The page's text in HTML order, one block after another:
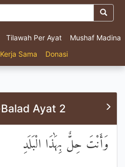
Tilawah Per Ayat
Mushaf Madina
Kerja Sama Donasi
Ayat 2
وَأَنْتَ حِلٌّ بِهَٰذَا الْبَلَدِ